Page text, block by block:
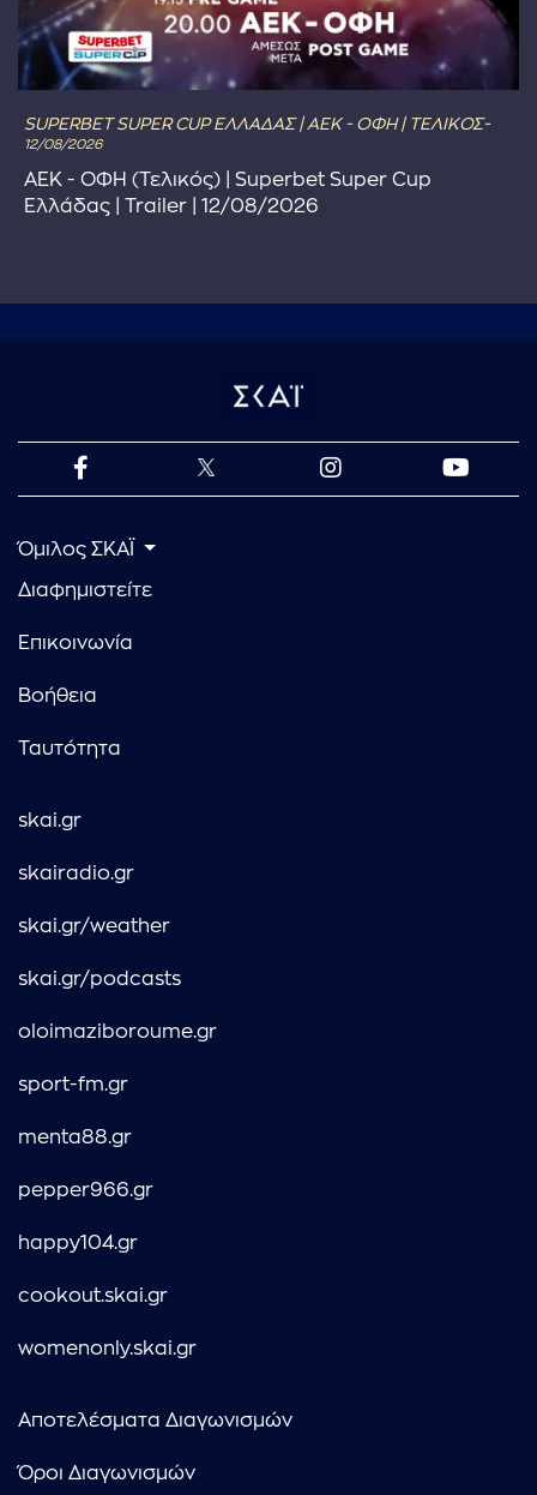
SUPERBET SUPER CUP ΕΛΛΑΔΑΣ | ΑΕΚ - ΟΦΗ | ΤΕΛΙΚΟΣ-
12/08/2026
ΑΕΚ - ΟΦΗ (Τελικός) | Superbet Super Cup
Ελλάδας | Trailer | 12/08/2026
Όμιλος ΣΚΑΪ
Διαφημιστείτε
Επικοινωνία
Βοήθεια
Ταυτότητα
skai.gr
skairadio.gr
skai.gr/weather
skai.gr/podcasts
oloimaziboroume.gr
sport-fm.gr
menta88.gr
pepper966.gr
happy104.gr
cookout.skai.gr
womenonly.skai.gr
Αποτελέσματα Διαγωνισμών
Όροι Διαγωνισμών